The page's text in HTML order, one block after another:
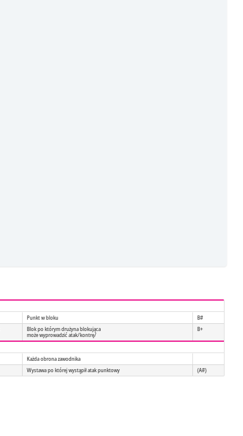
Punkt w bloku
B#
Blok po którym drużyna blokująca
może wyprowadzić atak/kontrę/
B+
Każda obrona zawodnika
Wystawa po której wystąpił atak punktowy (A#)